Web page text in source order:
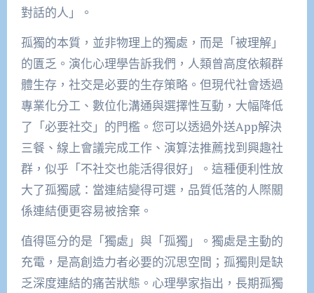
對話的人」。
孤獨的本質，並非物理上的獨處，而是「被理解」
的匱乏。演化心理學告訴我們，人類曾高度依賴群
體生存，社交是必要的生存策略。但現代社會透過
專業化分工、數位化溝通與選擇性互動，大幅降低
了「必要社交」的門檻。您可以透過外送App解決
三餐、線上會議完成工作、演算法推薦找到興趣社
群，似乎「不社交也能活得很好」。這種便利性放
大了孤獨感：當連結變得可選，品質低落的人際關
係連結便更容易被捨棄。
值得區分的是「獨處」與「孤獨」。獨處是主動的
充電，是高創造力者必要的沉思空間；孤獨則是缺
乏深度連結的痛苦狀態。心理學家指出，長期孤獨